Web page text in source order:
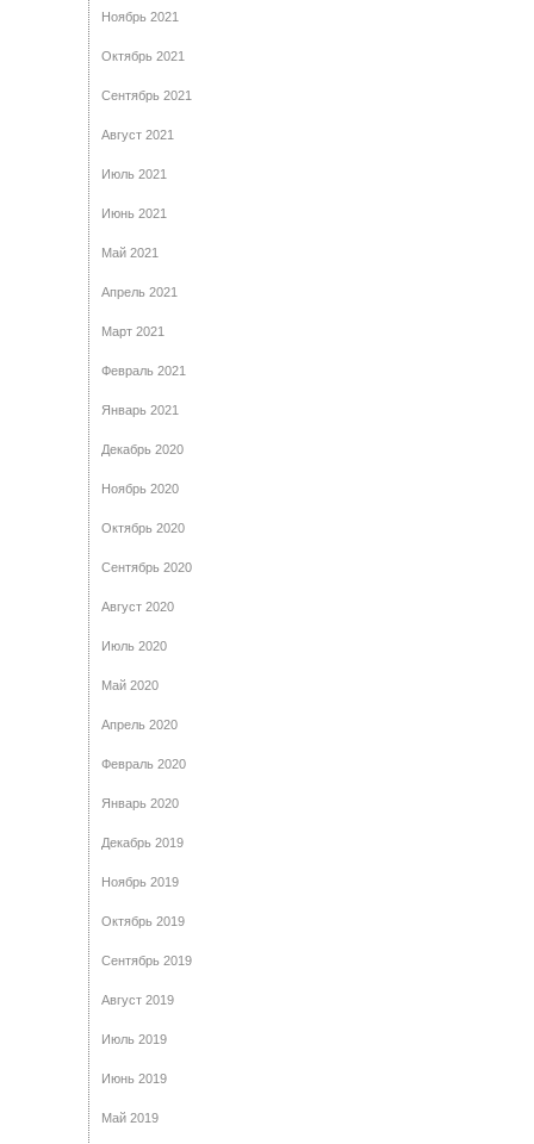
Ноябрь 2021
Октябрь 2021
Сентябрь 2021
Август 2021
Июль 2021
Июнь 2021
Май 2021
Апрель 2021
Март 2021
Февраль 2021
Январь 2021
Декабрь 2020
Ноябрь 2020
Октябрь 2020
Сентябрь 2020
Август 2020
Июль 2020
Май 2020
Апрель 2020
Февраль 2020
Январь 2020
Декабрь 2019
Ноябрь 2019
Октябрь 2019
Сентябрь 2019
Август 2019
Июль 2019
Июнь 2019
Май 2019